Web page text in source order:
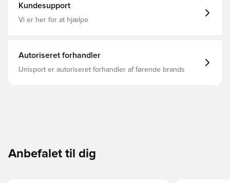
Kundesupport
Vi er her for at hjælpe
Autoriseret forhandler
Unisport er autoriseret forhandler af førende brands
Anbefalet til dig